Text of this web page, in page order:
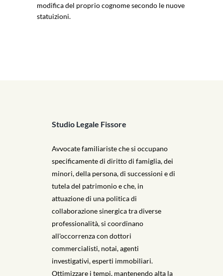
modifica del proprio cognome secondo le nuove
statuizioni.
Studio Legale Fissore
Avvocate familiariste che si occupano
specificamente di diritto di famiglia, dei
minori, della persona, di successioni e di
tutela del patrimonio e che, in
attuazione di una politica di
collaborazione sinergica tra diverse
professionalità, si coordinano
all'occorrenza con dottori
commercialisti, notai, agenti
investigativi, esperti immobiliari.
Ottimizzare i tempi, mantenendo alta la